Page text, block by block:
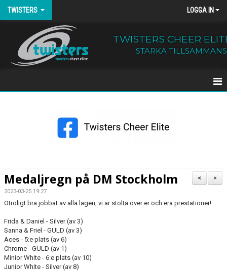
TWISTERS LOGGA IN
TWISTERS CHEER
STARKA TILLSAMMANS
KALENDER
EXTRATRÄNING
KLÄDER & MERCH
>
<
Medaljregn på DM Stockholm
2023-03-25 19:27
Otroligt bra jobbat av alla lagen, vi är stolta över er och era prestationer!
Frida & Daniel - Silver (av 3)
Sanna & Friel - GULD (av 3)
Aces - 5:e plats (av 6)
Chrome - GULD (av 1)
Minior White - 6:e plats (av 10)
Junior White - Silver (av 8)